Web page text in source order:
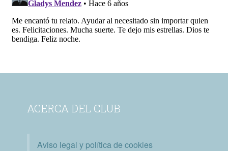
ACERCA DEL CLUB
Aviso legal y política de cookies